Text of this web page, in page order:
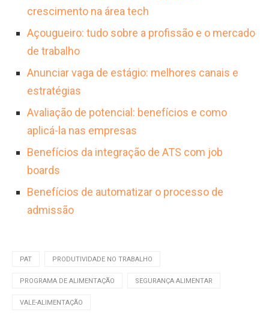
crescimento na área tech
Açougueiro: tudo sobre a profissão e o mercado
de trabalho
Anunciar vaga de estágio: melhores canais e
estratégias
Avaliação de potencial: benefícios e como
aplicá-la nas empresas
Benefícios da integração de ATS com job
boards
Benefícios de automatizar o processo de
admissão
PAT PRODUTIVIDADE NO TRABALHO
PROGRAMA DE ALIMENTAÇÃO SEGURANÇA ALIMENTAR
VALE-ALIMENTAÇÃO